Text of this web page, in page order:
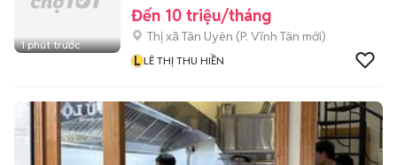
1 phút trước
Đến 10 triệu/tháng
Thị xã Tân Uyên (P. Vĩnh Tân mới)
L LÊ THỊ THU HIỀN